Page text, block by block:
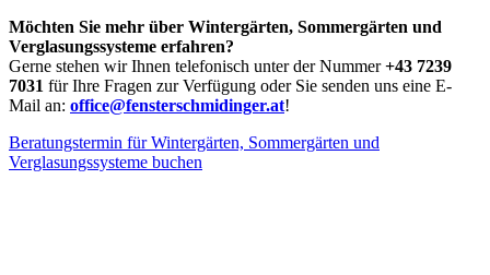
Möchten Sie mehr über Wintergärten, Sommergärten und
Verglasungssysteme erfahren?
Gerne stehen wir Ihnen telefonisch unter der Nummer+43 7239
7031 für Ihre Fragen zur Verfügung oder Sie senden uns eine E-
Mail an: office@fensterschmidinger.at!
Beratungstermin für Wintergärten, Sommergärten und
Verglasungssysteme buchen